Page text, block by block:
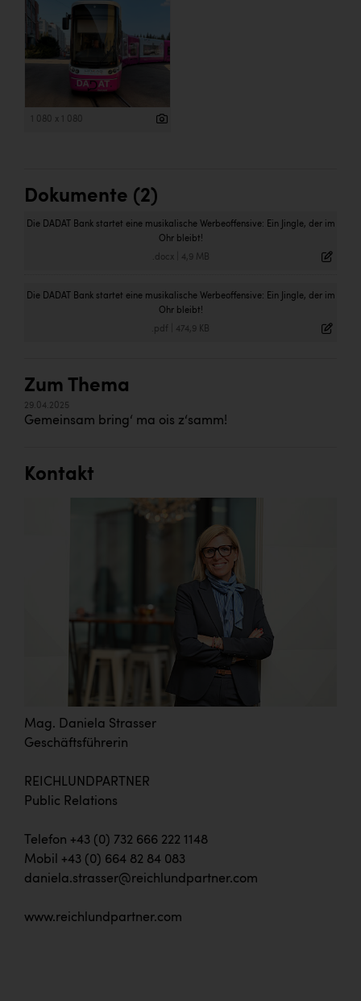
Dopgas
kunden basics
1 080 x 1 080
Dokumente (2)
Die DADAT Bank startet eine musikalische Werbeoffensive: Ein Jingle, der im
Ohr bleibt!
.docx| 4,9 MB
Die DADAT Bank startet eine musikalische Werbeoffensive: Ein Jingle, der im
Ohr bleibt!
.pdf 474,9 KB
Zum Thema
29.04.2025
Gemeinsam bring‘ ma ois z‘samm!
Kontakt
Mag. Daniela Strasser
Geschäftsführerin
REICHLUNDPARTNER
Public Relations
Telefon +43 (0) 732 666 222 1148
Mobil +43 (0) 664 82 84 083
daniela.strasser@reichlundpartner.com
www.reichlundpartner.com